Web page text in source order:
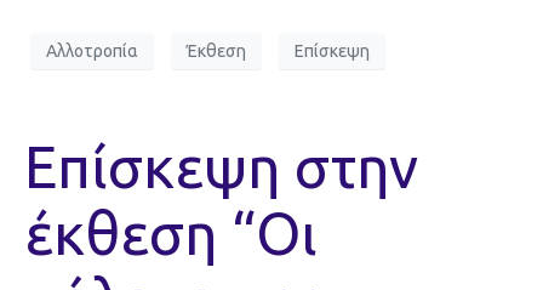
Αλλοτροπία Έκθεση Επίσκεψη
Επίσκεψη στην
έκθεση “Οι